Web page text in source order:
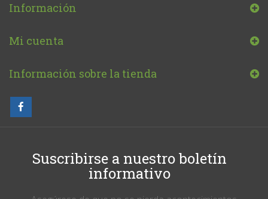
Información
Mi cuenta
Información sobre la tienda
Suscribirse a nuestro boletín
informativo